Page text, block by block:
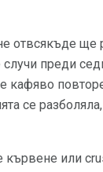
отвсякъде ще
случи преди
кафяво
се
кървене или